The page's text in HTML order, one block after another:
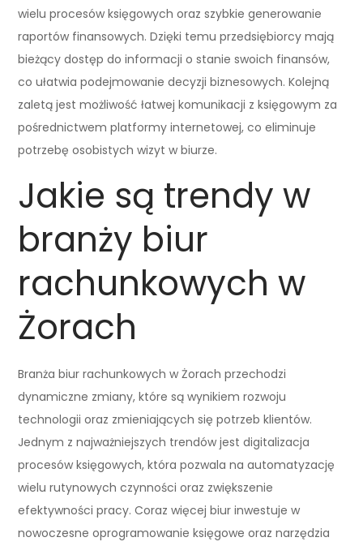
wielu procesów księgowych oraz szybkie generowanie
raportów finansowych. Dzięki temu przedsiębiorcy mają
bieżący dostęp do informacji o stanie swoich finansów,
co ułatwia podejmowanie decyzji biznesowych. Kolejną
zaletą jest możliwość łatwej komunikacji z księgowym za
pośrednictwem platformy internetowej, co eliminuje
potrzebę osobistych wizyt w biurze.
Jakie są trendy w
branży biur
rachunkowych w
Żorach
Branża biur rachunkowych w Żorach przechodzi
dynamiczne zmiany, które są wynikiem rozwoju
technologii oraz zmieniających się potrzeb klientów.
Jednym z najważniejszych trendów jest digitalizacja
procesów księgowych, która pozwala na automatyzację
wielu rutynowych czynności oraz zwiększenie
efektywności pracy. Coraz więcej biur inwestuje w
nowoczesne oprogramowanie księgowe oraz narzędzia